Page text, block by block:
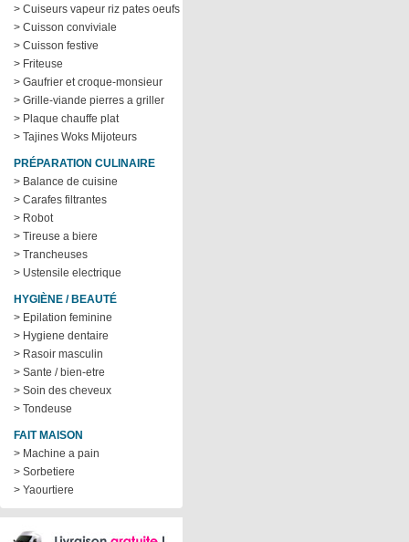
> Cuiseurs vapeur riz pates oeufs
> Cuisson conviviale
> Cuisson festive
> Friteuse
> Gaufrier et croque-monsieur
> Grille-viande pierres a griller
> Plaque chauffe plat
> Tajines Woks Mijoteurs
PRÉPARATION CULINAIRE
> Balance de cuisine
> Carafes filtrantes
> Robot
> Tireuse a biere
> Trancheuses
> Ustensile electrique
HYGIÈNE / BEAUTÉ
> Epilation feminine
> Hygiene dentaire
> Rasoir masculin
> Sante / bien-etre
> Soin des cheveux
> Tondeuse
FAIT MAISON
> Machine a pain
> Sorbetiere
> Yaourtiere